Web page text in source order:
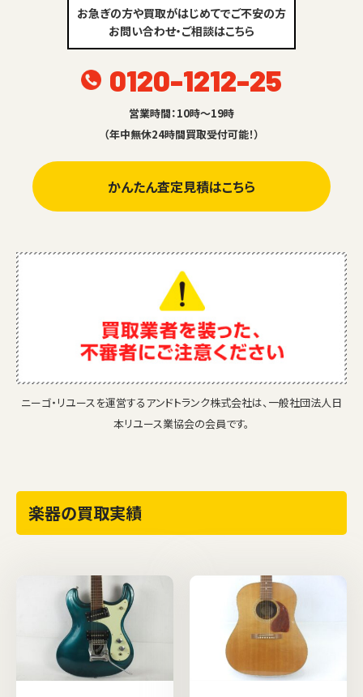
お急ぎの方や買取がはじめてでご不安の方
お問い合わせ・ご相談はこちら
0120-1212-25
営業時間：10時～19時
（年中無休24時間買取受付可能！）
かんたん査定見積はこちら
ニーゴ・リユースを運営するアンドトランク株式会社は、一般社団法人日
本リユース業協会の会員です。
楽器の買取実績